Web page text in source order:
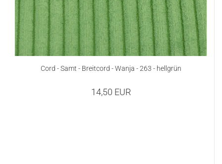
Cord - Samt - Breitcord - Wanja - 263 - hellgrün
14,50 EUR